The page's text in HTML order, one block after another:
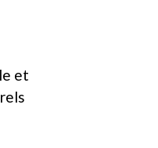
et